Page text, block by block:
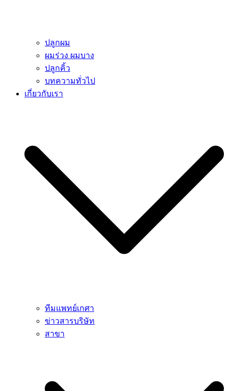
ปลูกผม
ผมร่วง ผมบาง
ปลูกคิ้ว
บทความทั่วไป
เกี่ยวกับเรา
ทีมแพทย์เกศา
ข่าวสารบริษัท
สาขา